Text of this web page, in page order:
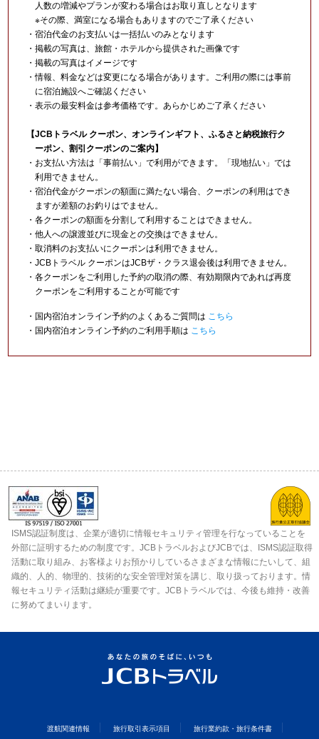
人数の増減やプランが変わる場合はお取り直しとなります
※その際、満室になる場合もありますのでご了承ください
・宿泊代金のお支払いは一括払いのみとなります
・掲載の写真は、旅館・ホテルから提供された画像です
・掲載の写真はイメージです
・情報、料金などは変更になる場合があります。ご利用の際には事前
に宿泊施設へご確認ください
・表示の最安料金は参考価格です。あらかじめご了承ください
【JCBトラベル クーポン、オンラインギフト、ふるさと納税旅行ク
ーポン、割引クーポンのご案内】
・お支払い方法は「事前払い」で利用ができます。「現地払い」では
利用できません。
・宿泊代金がクーポンの額面に満たない場合、クーポンの利用はでき
ますが差額のお釣りはでません。
・各クーポンの額面を分割して利用することはできません。
・他人への譲渡並びに現金との交換はできません。
・取消料のお支払いにクーポンは利用できません。
・JCBトラベル クーポンはJCBザ・クラス退会後は利用できません。
・各クーポンをご利用した予約の取消の際、有効期限内であれば再度
クーポンをご利用することが可能です
・国内宿泊オンライン予約のよくあるご質問は こちら
・国内宿泊オンライン予約のご利用手順は こちら
ISMS認証制度は、企業が適切に情報セキュリティ管理を行なっていることを
外部に証明するための制度です。JCBトラベルおよびJCBでは、ISMS認証取得
活動に取り組み、お客様よりお預かりしているさまざまな情報にたいして、組
織的、人的、物理的、技術的な安全管理対策を講じ、取り扱っております。情
報セキュリティ活動は継続が重要です。JCBトラベルでは、今後も維持・改善
に努めてまいります。
渡航関連情報 旅行取引表示項目 旅行業約款・旅行条件書